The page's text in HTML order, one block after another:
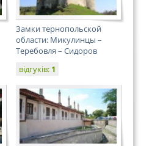
Замки тернопольской
области: Микулинцы –
Теребовля – Сидоров
відгуків: 1